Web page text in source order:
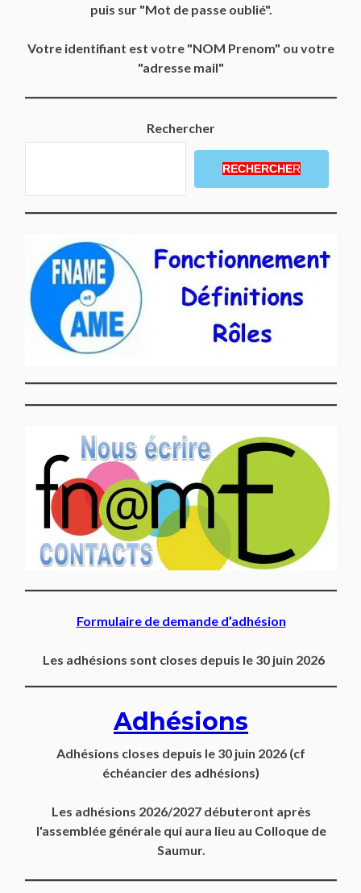
puis sur "Mot de passe oublié".
Votre identifiant est votre "NOM Prenom" ou votre
"adresse mail"
Rechercher
RECHERCHER
Formulaire de demande d’adhésion
Les adhésions sont closes depuis le 30 juin 2026
Adhésions
Adhésions closes depuis le 30 juin 2026 (cf
échéancier des adhésions)
Les adhésions 2026/2027 débuteront après
l'assemblée générale qui aura lieu au Colloque de
Saumur.